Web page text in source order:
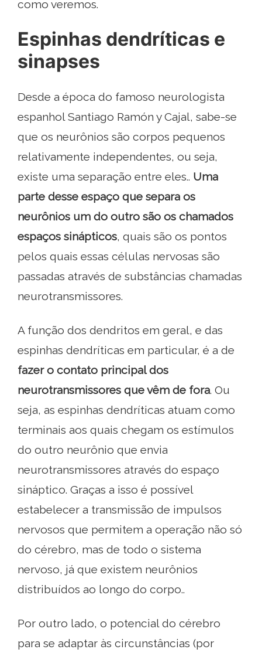
como veremos.
Espinhas dendríticas e
sinapses
Desde a época do famoso neurologista
espanhol Santiago Ramón y Cajal, sabe-se
que os neurônios são corpos pequenos
relativamente independentes, ou seja,
existe uma separação entre eles.. Uma
parte desse espaço que separa os
neurônios um do outro são os chamados
espaços sinápticos, quais são os pontos
pelos quais essas células nervosas são
passadas através de substâncias chamadas
neurotransmissores.
A função dos dendritos em geral, e das
espinhas dendríticas em particular, é a de
fazer o contato principal dos
neurotransmissores que vêm de fora. Ou
seja, as espinhas dendríticas atuam como
terminais aos quais chegam os estímulos
do outro neurônio que envia
neurotransmissores através do espaço
sináptico. Graças a isso é possível
estabelecer a transmissão de impulsos
nervosos que permitem a operação não só
do cérebro, mas de todo o sistema
nervoso, já que existem neurônios
distribuídos ao longo do corpo..
Por outro lado, o potencial do cérebro
para se adaptar às circunstâncias (por